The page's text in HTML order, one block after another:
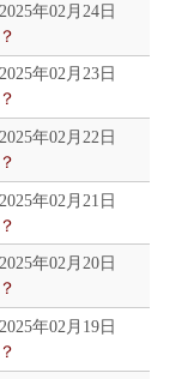
2025年02月24日
？
2025年02月23日
？
2025年02月22日
？
2025年02月21日
？
2025年02月20日
？
2025年02月19日
？